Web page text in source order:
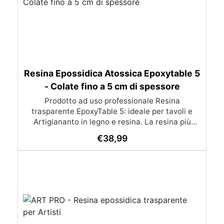
Resina Epossidica Atossica Epoxytable 5
- Colate fino a 5 cm di spessore
Prodotto ad uso professionale Resina
trasparente EpoxyTable 5: ideale per tavoli e
Artigiananto in legno e resina. La resina più
perfetta per colate di alto spessore fino a 5 cm.
Applicazioni Principali: Realizzazione di tavoli in
monete, pietre, ecc) Colate riempitive in
spessore dentro stampi e cassaforme
Caratteristiche principali: ✅ Bassissima
€38,99